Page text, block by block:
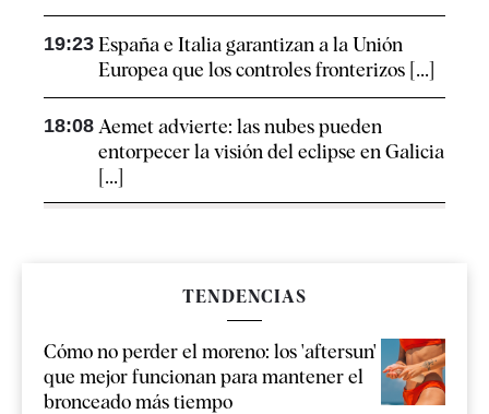
19:23 España e Italia garantizan a la Unión
Europea que los controles fronterizos [...]
18:08 Aemet advierte: las nubes pueden
entorpecer la visión del eclipse en Galicia
[...]
TENDENCIAS
Cómo no perder el moreno: los 'aftersun'
que mejor funcionan para mantener el
bronceado más tiempo